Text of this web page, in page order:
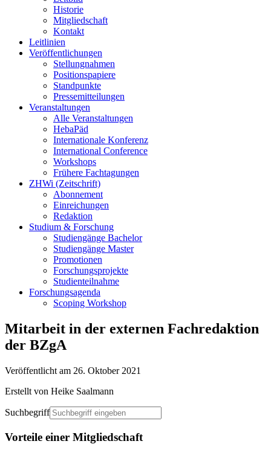
Historie
Mitgliedschaft
Kontakt
Leitlinien
Veröffentlichungen
Stellungnahmen
Positionspapiere
Standpunkte
Pressemitteilungen
Veranstaltungen
Alle Veranstaltungen
HebaPäd
Internationale Konferenz
International Conference
Workshops
Frühere Fachtagungen
ZHWi (Zeitschrift)
Abonnement
Einreichungen
Redaktion
Studium & Forschung
Studiengänge Bachelor
Studiengänge Master
Promotionen
Forschungsprojekte
Studienteilnahme
Forschungsagenda
Scoping Workshop
Mitarbeit in der externen Fachredaktion
der BZgA
Veröffentlicht am 26. Oktober 2021
Erstellt von Heike Saalmann
Suchbegriff
Vorteile einer Mitgliedschaft